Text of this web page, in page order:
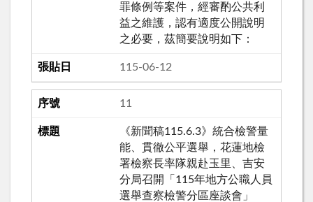
罪條例等案件，經審酌公共利
益之維護，認有適度公開說明
之必要，茲簡要說明如下：
115-06-12
11
《新聞稿115.6.3》統合檢警量
能、貫徹公平選舉，花蓮地檢
署檢察長率隊親赴玉里、吉安
分局召開「115年地方公職人員
選舉查察檢警分區座談會」